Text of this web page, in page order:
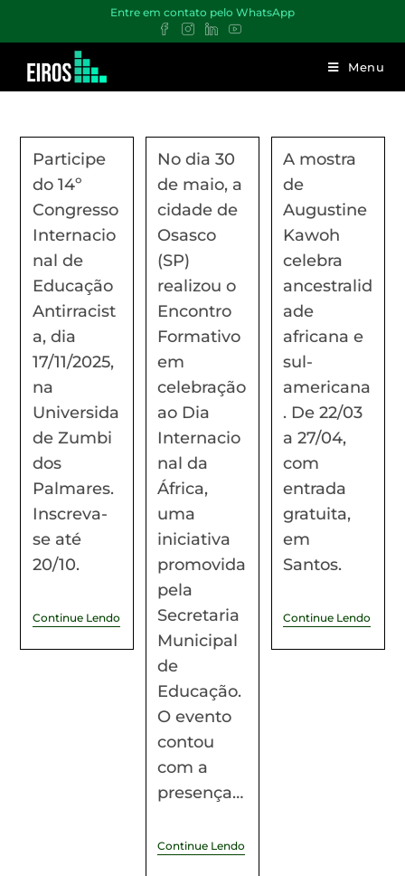
Entre em contato pelo WhatsApp
Menu
Participe
do 14º
Congresso
Internacio
nal de
Educação
Antirracist
a, dia
17/11/2025,
na
Universida
de Zumbi
dos
Palmares.
Inscreva-
se até
20/10.
Continue Lendo
No dia 30
de maio, a
cidade de
Osasco
(SP)
realizou o
Encontro
Formativo
em
celebração
ao Dia
Internacio
nal da
África,
uma
iniciativa
promovida
pela
Secretaria
Municipal
de
Educação.
O evento
contou
com a
presença…
Continue Lendo
A mostra
de
Augustine
Kawoh
celebra
ancestralid
ade
africana e
sul-
americana
. De 22/03
a 27/04,
com
entrada
gratuita,
em
Santos.
Continue Lendo